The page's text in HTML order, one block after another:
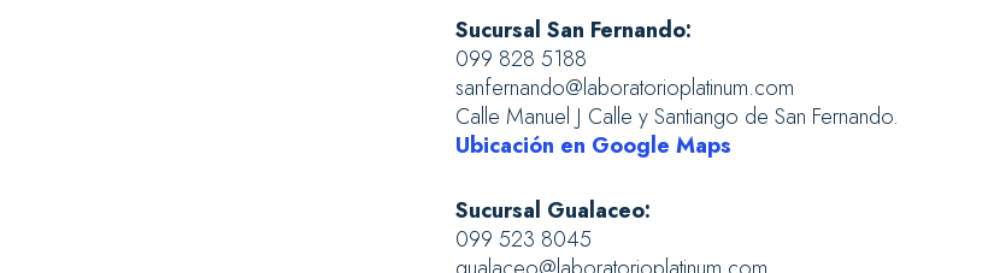
Sucursal San Fernando:
099 828 5188
sanfernando@laboratorioplatinum.com
Calle Manuel J Calle y Santiango de San Fernando.
Ubicación en Google Maps
Sucursal Gualaceo:
099 523 8045